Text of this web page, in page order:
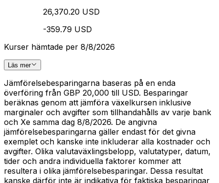
26,370.20 USD
-359.79 USD
Kurser hämtade per 8/8/2026
Läs mer
Jämförelsebesparingarna baseras på en enda
överföring från GBP 20,000 till USD. Besparingar
beräknas genom att jämföra växelkursen inklusive
marginaler och avgifter som tillhandahålls av varje bank
och Xe samma dag 8/8/2026. De angivna
jämförelsebesparingarna gäller endast för det givna
exemplet och kanske inte inkluderar alla kostnader och
avgifter. Olika valutaväxlingsbelopp, valutatyper, datum,
tider och andra individuella faktorer kommer att
resultera i olika jämförelsebesparingar. Dessa resultat
kanske därför inte är indikativa för faktiska besparingar